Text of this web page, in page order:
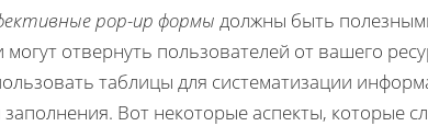
pop-up формы должны быть
могут отвернуть пользователей от вашего
таблицы для систематизации
заполнения. Вот некоторые аспекты, которые